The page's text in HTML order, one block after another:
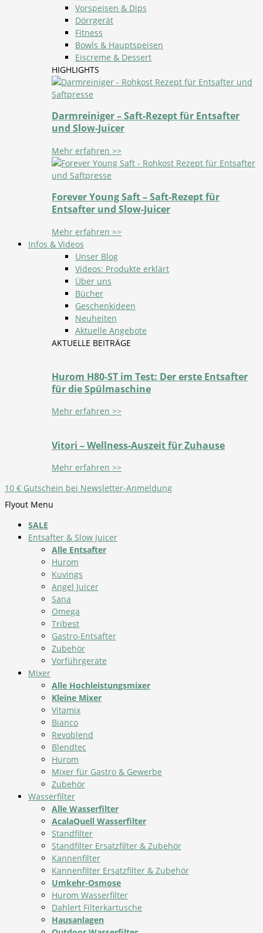
Vorspeisen & Dips
Dörrgerät
Fitness
Bowls & Hauptspeisen
Eiscreme & Dessert
HIGHLIGHTS
Darmreiniger – Saft-Rezept für Entsafter
und Slow-Juicer
Mehr erfahren >>
Forever Young Saft – Saft-Rezept für
Entsafter und Slow-Juicer
Mehr erfahren >>
Infos & Videos
Unser Blog
Videos: Produkte erklärt
Über uns
Bücher
Geschenkideen
Neuheiten
Aktuelle Angebote
AKTUELLE BEITRÄGE
Hurom H80-ST im Test: Der erste Entsafter
für die Spülmaschine
Mehr erfahren >>
Vitori – Wellness-Auszeit für Zuhause
Mehr erfahren >>
10 € Gutschein bei Newsletter-Anmeldung
Flyout Menu
SALE
Entsafter & Slow Juicer
Alle Entsafter
Hurom
Kuvings
Angel Juicer
Sana
Omega
Tribest
Gastro-Entsafter
Zubehör
Vorführgeräte
Mixer
Alle Hochleistungsmixer
Kleine Mixer
Vitamix
Bianco
Revoblend
Blendtec
Hurom
Mixer für Gastro & Gewerbe
Zubehör
Wasserfilter
Alle Wasserfilter
AcalaQuell Wasserfilter
Standfilter
Standfilter Ersatzfilter & Zubehör
Kannenfilter
Kannenfilter Ersatzfilter & Zubehör
Umkehr-Osmose
Hurom Wasserfilter
Dahlert Filterkartusche
Hausanlagen